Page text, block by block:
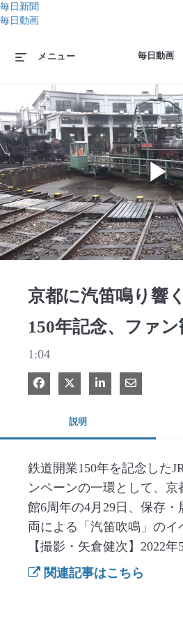
毎日新聞
毎日動画
毎日動画
メニュー
京都に汽笛鳴り響
150年記念、ファン
1:04
Facebook で共有
Xで共有する
LinkedIn で共有
電子メー
説明
鉄道開業150年を記念した
ンペーンの一環として、京
館6周年の4月29日、保存・
両による「汽笛吹鳴」のイ
【撮影・矢倉健次】2022年
関連記事はこちら